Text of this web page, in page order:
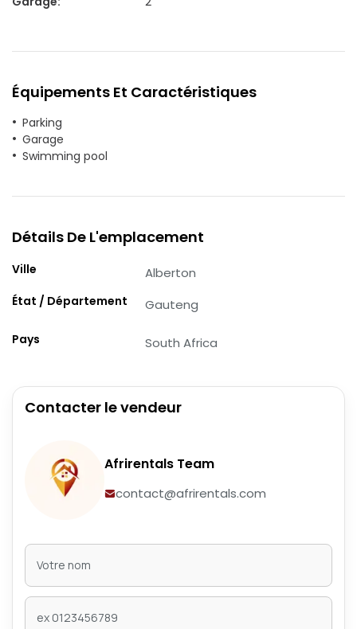
Équipements Et Caractéristiques
Parking
Garage
Swimming pool
Détails De L'emplacement
Ville Alberton
État / Département Gauteng
Pays South Africa
Contacter le vendeur
Afrirentals Team
contact@afrirentals.com